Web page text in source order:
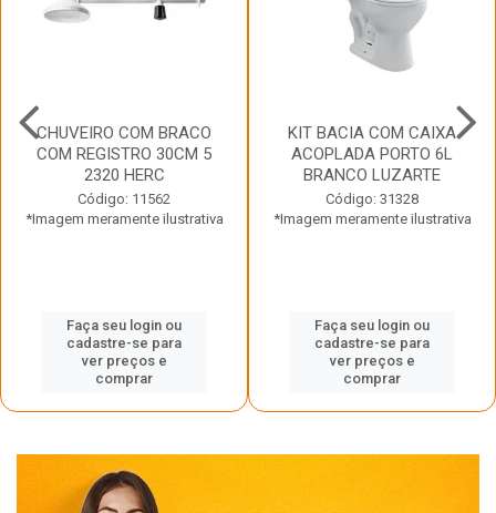
CHUVEIRO COM BRACO
COM REGISTRO 30CM 5
2320 HERC
Código: 11562
*Imagem meramente ilustrativa
Faça seu login ou
cadastre-se para
ver preços e
comprar
KIT BACIA COM CAIXA
ACOPLADA PORTO 6L
BRANCO LUZARTE
Código: 31328
*Imagem meramente ilustrativa
Faça seu login ou
cadastre-se para
ver preços e
comprar